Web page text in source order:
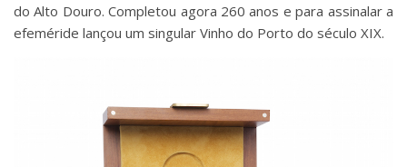
do Alto Douro. Completou agora 260 anos e para assinalar a
efeméride lançou um singular Vinho do Porto do século XIX.